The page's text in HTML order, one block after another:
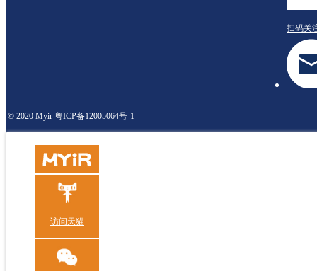
扫码关
© 2020 Myir 粤ICP备12005064号-1
访问天猫